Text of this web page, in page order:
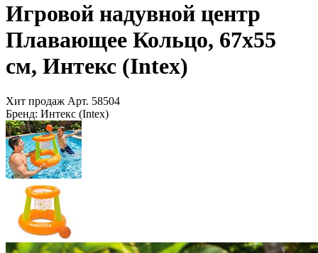
Игровой надувной центр
Плавающее Кольцо, 67х55
см, Интекс (Intex)
Хит продаж Арт. 58504
Бренд: Интекс (Intex)